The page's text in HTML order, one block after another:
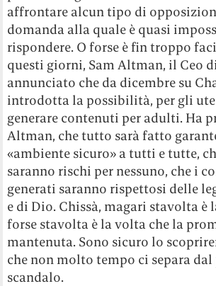
affrontare alcun tipo di
domanda alla quale è quasi
rispondere. O forse è fin troppo
questi giorni, Sam Altman, il Ceo
annunciato che da dicembre su
introdotta la possibilità, per gli
generare contenuti per adulti. Ha
Altman, che tutto sarà fatto
«ambiente sicuro» a tutti e tutte,
saranno rischi per nessuno, che i
generati saranno rispettosi delle
e di Dio. Chissà, magari stavolta è
forse stavolta è la volta che la
mantenuta. Sono sicuro lo
che non molto tempo ci separa
scandalo.